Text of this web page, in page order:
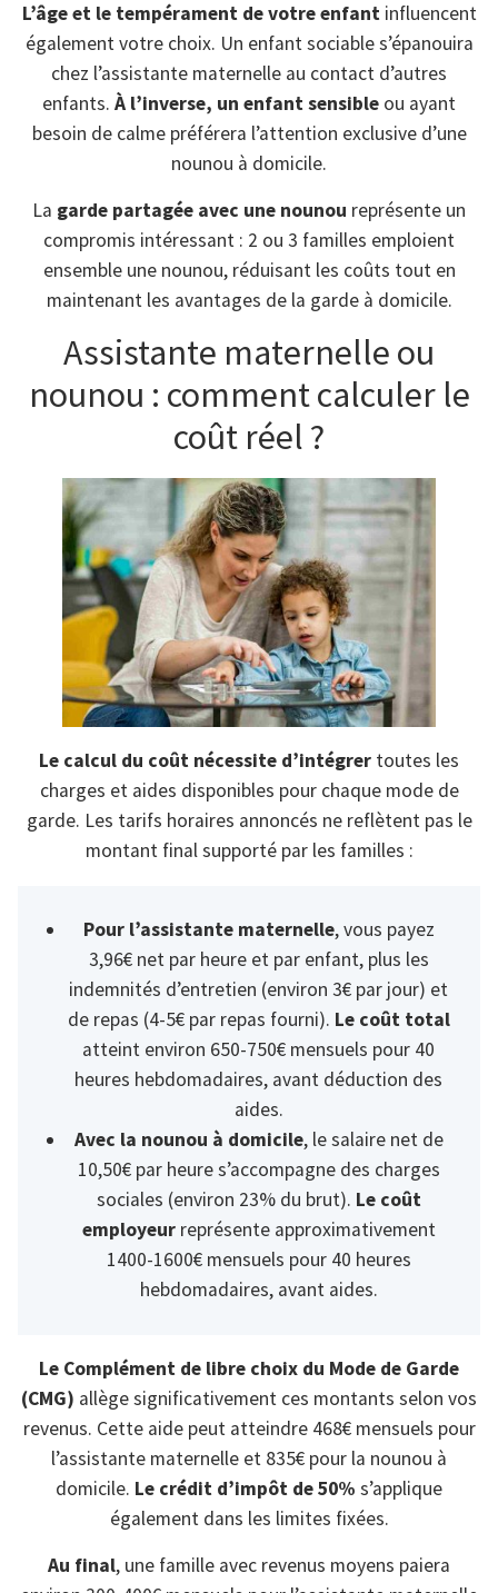
L’âge et le tempérament de votre enfantinfluencent
également votre choix. Un enfant sociable s’épanouira
chez l’assistante maternelle au contact d’autres
enfants. À l’inverse, un enfant sensible ou ayant
besoin de calme préférera l’attention exclusive d’une
nounou à domicile.
La garde partagée avec une nounou représente un
compromis intéressant : 2 ou 3 familles emploient
ensemble une nounou, réduisant les coûts tout en
maintenant les avantages de la garde à domicile.
Assistante maternelle ou
nounou : comment calculer le
coût réel ?
Le calcul du coût nécessite d’intégrer toutes les
charges et aides disponibles pour chaque mode de
garde. Les tarifs horaires annoncés ne reflètent pas le
montant final supporté par les familles :
Pour l’assistante maternelle, vous payez
3,96€ net par heure et par enfant, plus les
indemnités d’entretien (environ 3€ par jour) et
de repas (4-5€ par repas fourni). Le coût total
atteint environ 650-750€ mensuels pour 40
heures hebdomadaires, avant déduction des
aides.
Avec la nounou à domicile, le salaire net de
10,50€ par heure s’accompagne des charges
sociales (environ 23% du brut). Le coût
employeurreprésente approximativement
1400-1600€ mensuels pour 40 heures
hebdomadaires, avant aides.
Le Complément de libre choix du Mode de Garde
(CMG) allège significativement ces montants selon vos
revenus. Cette aide peut atteindre 468€ mensuels pour
l’assistante maternelle et 835€ pour la nounou à
domicile. Le crédit d’impôt de 50% s’applique
également dans les limites fixées.
Au final, une famille avec revenus moyens paiera